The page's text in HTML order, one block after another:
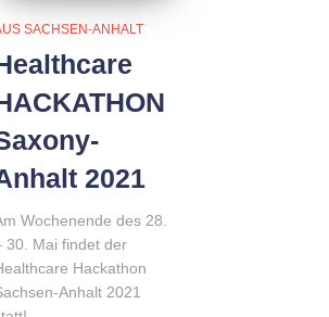
SACHSEN-ANHALT
2021
Wochenende des 28.
30. Mai findet der
Hackathon
Anhalt 2021